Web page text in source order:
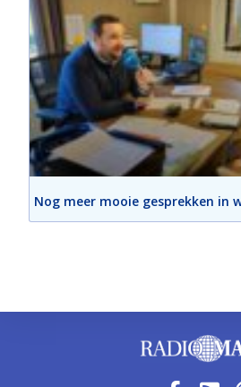
Nog meer mooie gesprekken in